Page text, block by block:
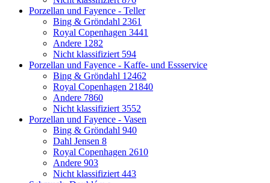
Porzellan und Fayence - Teller
Bing & Gröndahl 2361
Royal Copenhagen 3441
Andere 1282
Nicht klassifiziert 594
Porzellan und Fayence - Kaffe- und Essservice
Bing & Gröndahl 12462
Royal Copenhagen 21840
Andere 7860
Nicht klassifiziert 3552
Porzellan und Fayence - Vasen
Bing & Gröndahl 940
Dahl Jensen 8
Royal Copenhagen 2610
Andere 903
Nicht klassifiziert 443